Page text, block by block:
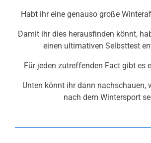
Habt ihr eine genauso große
Damit ihr dies herausfinden könnt,
einen ultimativen Selbsttest
Für jeden zutreffenden Fact gibt es
Unten könnt ihr dann nachschauen,
nach dem Wintersport